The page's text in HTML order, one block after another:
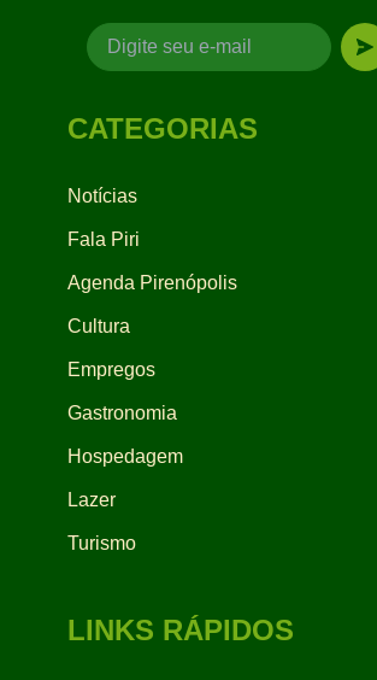
CATEGORIAS
Notícias
Fala Piri
Agenda Pirenópolis
Cultura
Empregos
Gastronomia
Hospedagem
Lazer
Turismo
LINKS RÁPIDOS